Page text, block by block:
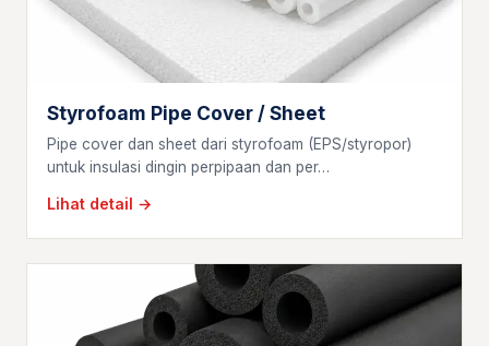
Styrofoam Pipe Cover / Sheet
Pipe cover dan sheet dari styrofoam (EPS/styropor)
untuk insulasi dingin perpipaan dan per…
Lihat detail →